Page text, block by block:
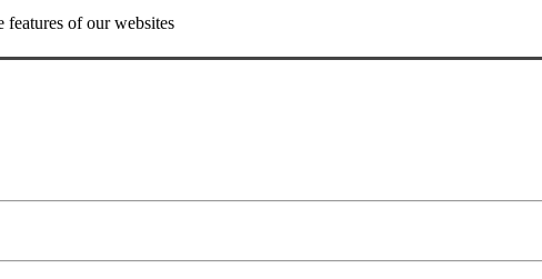
of our websites